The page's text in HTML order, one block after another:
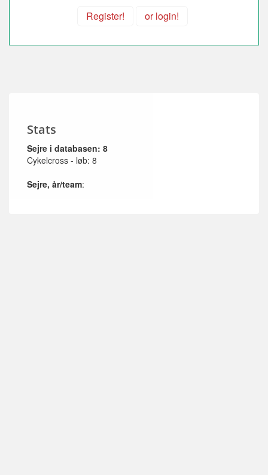
Register! or login!
Stats
Sejre i databasen: 8
Cykelcross - løb: 8
Sejre, år/team: